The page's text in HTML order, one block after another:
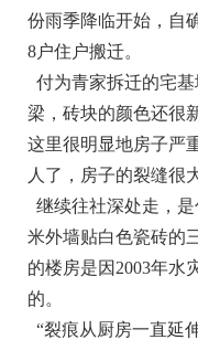
份雨季降临开始，自
8户住户搬迁。
付为青家拆迁的宅
梁，砖块的颜色还很
这里很明显地房子严
人了，房子的裂缝很
继续往社深处走，
米外墙贴白色瓷砖的
的楼房是因2003年水
的。
“裂痕从厨房一直延